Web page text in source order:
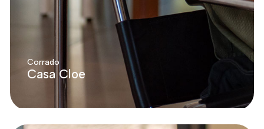
Corrado
Casa Cloe